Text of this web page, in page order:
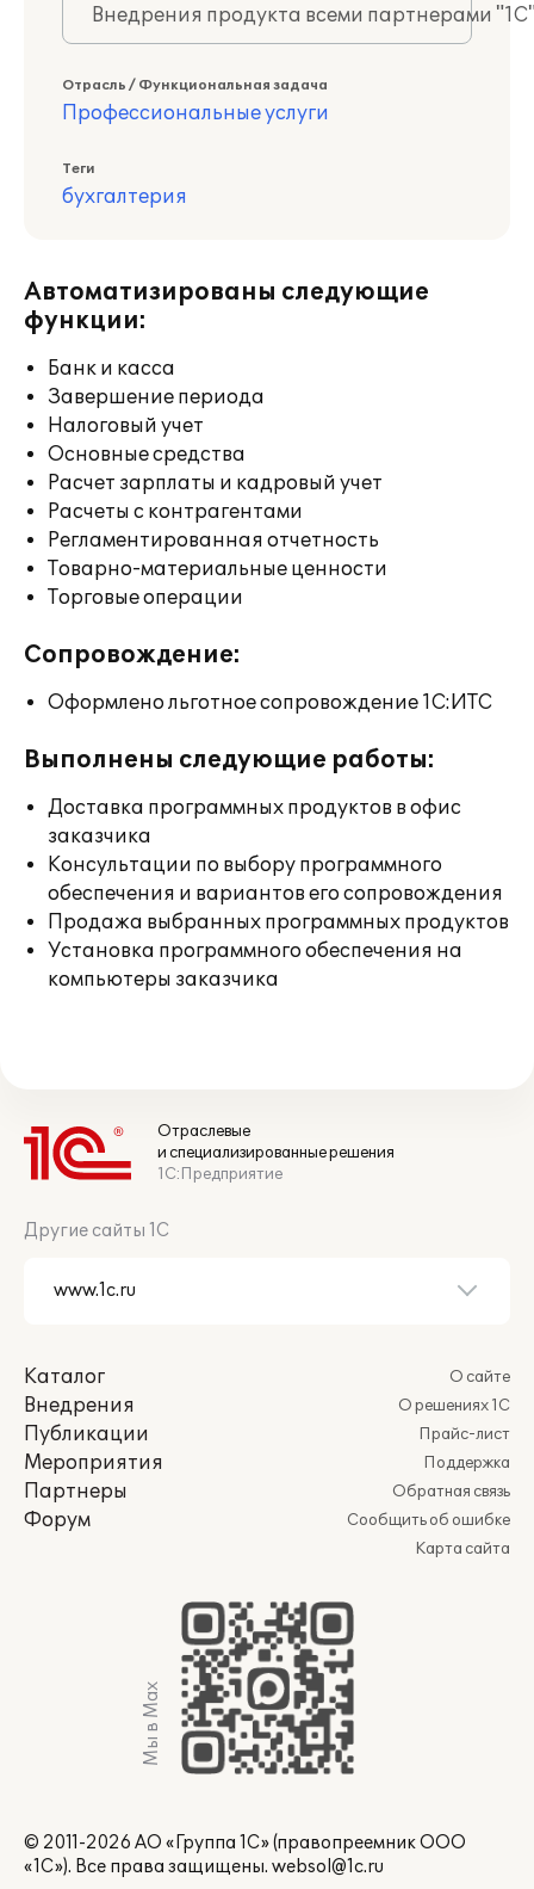
Внедрения продукта всеми партнерами
Отрасль / Функциональная задача
Профессиональные услуги
Теги
бухгалтерия
Автоматизированы следующие
функции:
Банк и касса
Завершение периода
Налоговый учет
Основные средства
Расчет зарплаты и кадровый учет
Расчеты с контрагентами
Регламентированная отчетность
Товарно-материальные ценности
Торговые операции
Сопровождение:
Оформлено льготное сопровождение 1С:ИТС
Выполнены следующие работы:
Доставка программных продуктов в офис
заказчика
Консультации по выбору программного
обеспечения и вариантов его сопровождения
Продажа выбранных программных продуктов
Установка программного обеспечения на
компьютеры заказчика
Отраслевые
и специализированные решения
1С:Предприятие
Другие сайты 1С
Каталог
Внедрения
Публикации
Мероприятия
Партнеры
Форум
О сайте
О решениях 1С
Прайс-лист
Поддержка
Обратная связь
Сообщить об ошибке
Карта сайта
Мы в Max
© 2011-2026 АО «Группа 1С» (правопреемник ООО
«1С»). Все права защищены. websol@1c.ru